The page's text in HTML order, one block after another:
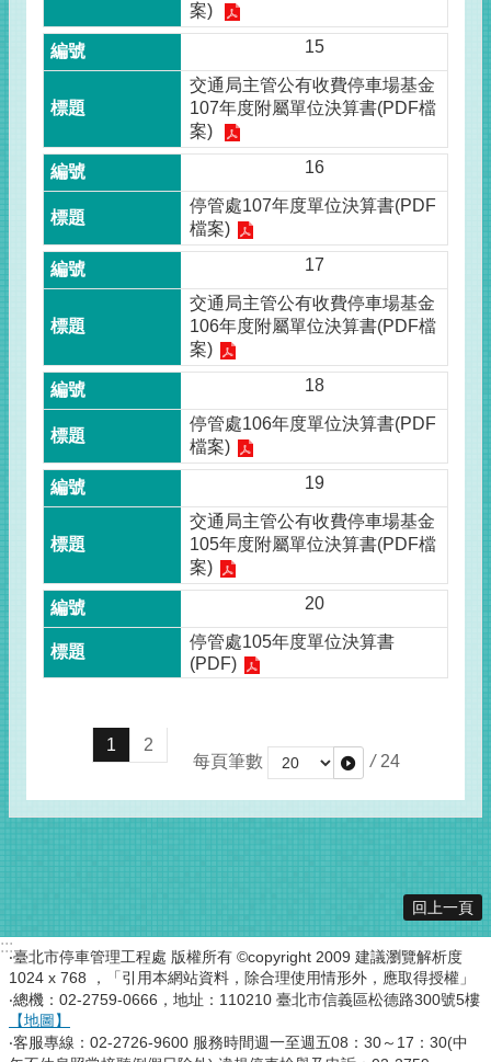
案)
15
交通局主管公有收費停車場基金
107年度附屬單位決算書(PDF檔
案)
16
停管處107年度單位決算書(PDF
檔案)
17
交通局主管公有收費停車場基金
106年度附屬單位決算書(PDF檔
案)
18
停管處106年度單位決算書(PDF
檔案)
19
交通局主管公有收費停車場基金
105年度附屬單位決算書(PDF檔
案)
20
停管處105年度單位決算書
(PDF)
1
2
每頁筆數
/ 24
回上一頁
:::
‧臺北市停車管理工程處 版權所有 ©copyright 2009 建議瀏覽解析度
1024 x 768 ，「引用本網站資料，除合理使用情形外，應取得授權」
‧總機：02-2759-0666，地址：110210 臺北市信義區松德路300號5樓
【地圖】
‧客服專線：02-2726-9600 服務時間週一至週五08：30～17：30(中